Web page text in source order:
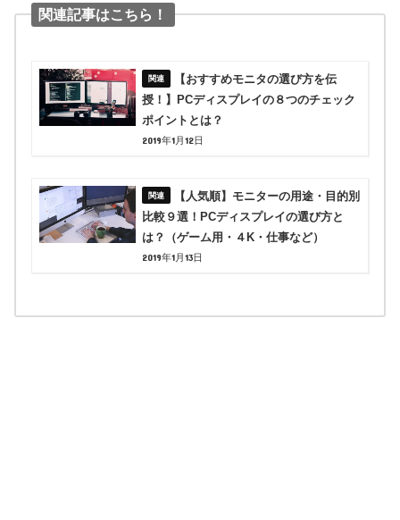
関連記事はこちら！
【おすすめモニタの選び方を伝
授！】PCディスプレイの８つのチェック
ポイントとは？
2019年1月12日
【人気順】モニターの用途・目的別
比較９選！PCディスプレイの選び方と
は？（ゲーム用・４K・仕事など）
2019年1月13日